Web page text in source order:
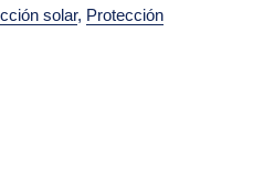
solar, Protección